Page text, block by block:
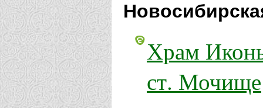
Храм
ст. Мочище